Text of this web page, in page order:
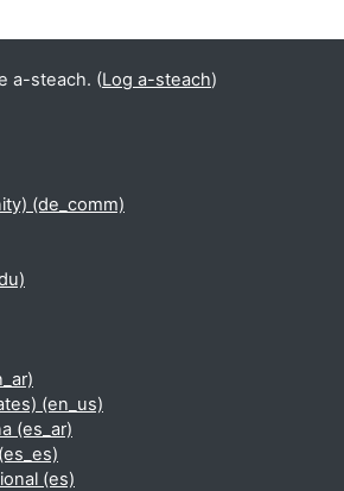
a-steach. (Log a-steach)
‎(de_comm)‎
‎(en_us)‎
‎(es_ar)‎
‎(es)‎